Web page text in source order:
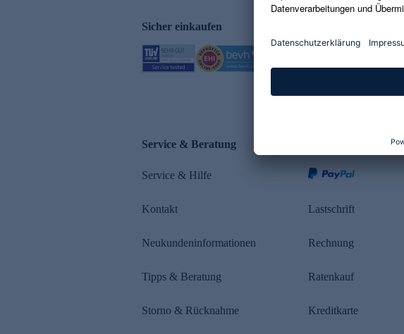
Sicher einkaufen
Service & Beratung
Service & Hilfe
Kontakt
Neukundeninformationen
Tipps & Beratung
Storno & Rücknahme
Lastschrift
Rechnung
Ratenkauf
Kreditkarte